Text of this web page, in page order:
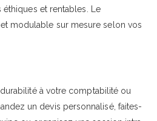
et rentables. Le
modulable sur mesure selon vos
à votre comptabilité ou
un devis personnalisé, faites-